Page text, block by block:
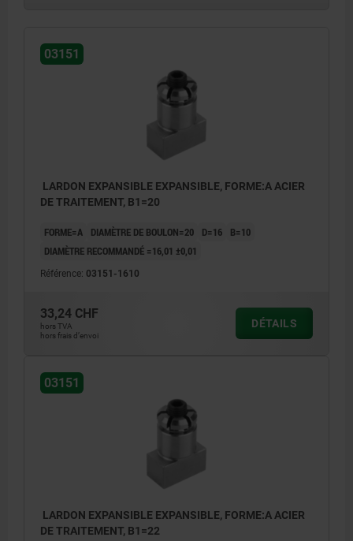
03151
LARDON EXPANSIBLE EXPANSIBLE, FORME:A ACIER
DE TRAITEMENT, B1=20
FORME=A DIAMÈTRE DE BOULON=20 D=16
B=10
DIAMÈTRE RECOMMANDÉ =16,01 ±0,01
Référence: 03151-1610
33,24 CHF
hors TVA
hors frais d’envoi
DÉTAILS
03151
LARDON EXPANSIBLE EXPANSIBLE, FORME:A ACIER
DE TRAITEMENT, B1=22